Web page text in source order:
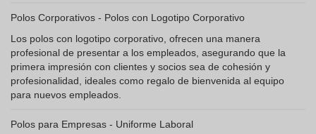
Polos Corporativos - Polos con Logotipo Corporativo
Los polos con logotipo corporativo, ofrecen una manera
profesional de presentar a los empleados, asegurando que la
primera impresión con clientes y socios sea de cohesión y
profesionalidad, ideales como regalo de bienvenida al equipo
para nuevos empleados.
Polos para Empresas - Uniforme Laboral